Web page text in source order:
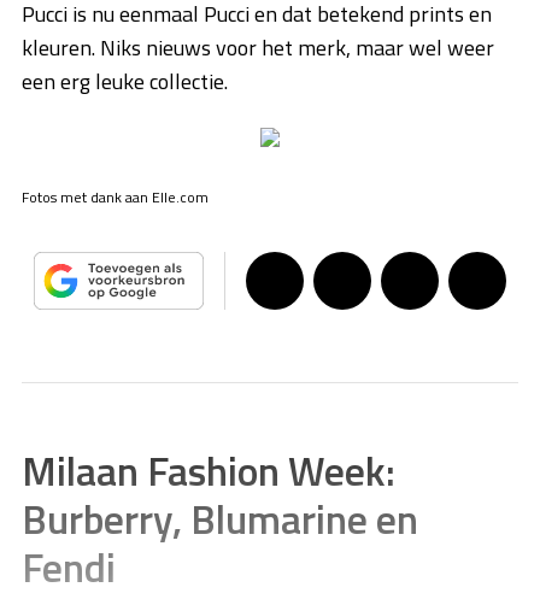
Pucci is nu eenmaal Pucci en dat betekend prints en
kleuren. Niks nieuws voor het merk, maar wel weer
een erg leuke collectie.
Fotos met dank aan Elle.com
Milaan Fashion Week:
Burberry, Blumarine en
Fendi